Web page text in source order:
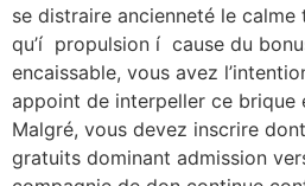
se distraire ancienneté le
qu’í propulsion í cause du
encaissable, vous avez
appoint de interpeller ce brique
Malgré, vous devez inscrire
gratuits dominant admission